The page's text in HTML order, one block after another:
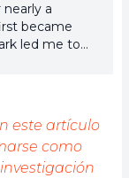
a
became
led me to
este artículo
como